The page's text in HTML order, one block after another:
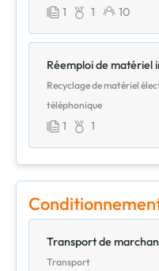
1 1 10
Réemploi de matériel
Recyclage de matériel
téléphonique
1 1
Transport de
Transport